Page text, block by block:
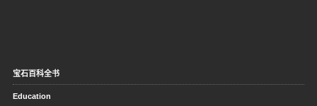
宝石百科全书
Education